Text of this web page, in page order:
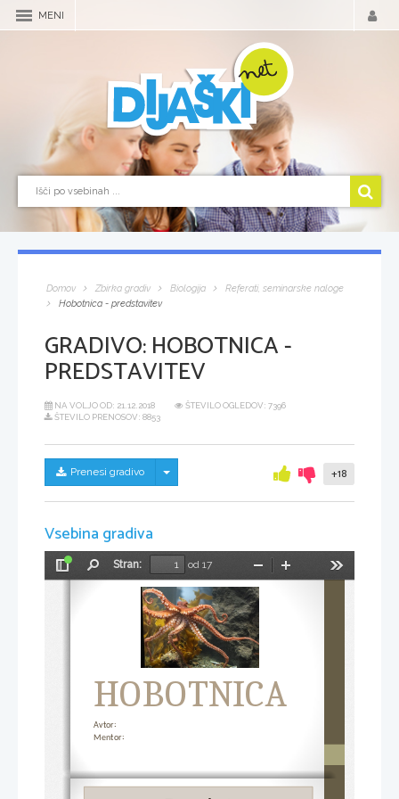
MENI
Domov Zbirka gradiv Biologija
Referati, seminarske naloge
Hobotnica - predstavitev
GRADIVO:HOBOTNICA -
PREDSTAVITEV
NA VOLJO OD: 21.12.2018
ŠTEVILO OGLEDOV: 7396
ŠTEVILO PRENOSOV: 8853
Prenesi gradivo Skrij/prikaži meni +18
Vsebina gradiva
Preklopi
Stran:
od 17
Pomanjšaj
HOBOTNICA
Avtor:
Mentor: